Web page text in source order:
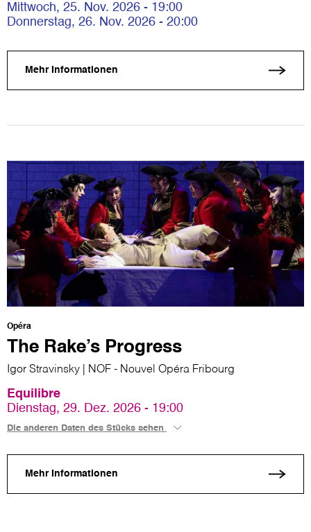
Mittwoch, 25. Nov. 2026 - 19:00
Donnerstag, 26. Nov. 2026 - 20:00
Mehr Informationen
Opéra
The Rake’s Progress
Igor Stravinsky | NOF - Nouvel Opéra Fribourg
Equilibre
Dienstag, 29. Dez. 2026 - 19:00
Die anderen Daten des Stücks sehen
Mehr Informationen